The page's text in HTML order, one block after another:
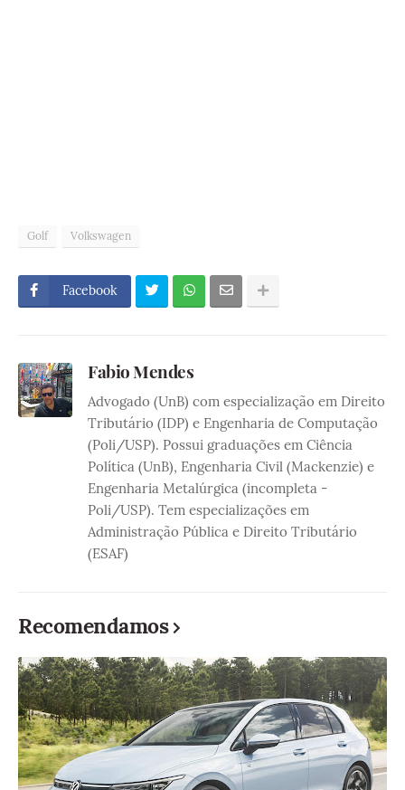
Golf Volkswagen
Facebook
Fabio Mendes
Advogado (UnB) com especialização em Direito
Tributário (IDP) e Engenharia de Computação
(Poli/USP). Possui graduações em Ciência
Política (UnB), Engenharia Civil (Mackenzie) e
Engenharia Metalúrgica (incompleta -
Poli/USP). Tem especializações em
Administração Pública e Direito Tributário
(ESAF)
Recomendamos